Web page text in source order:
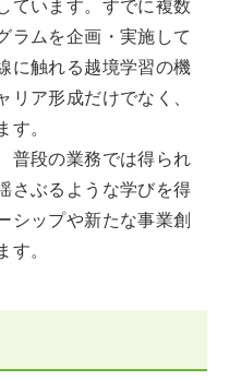
ています。すでに複数
ラムを企画・実施して
に触れる越境学習の機
ア形成だけでなく、
。
普段の業務では得られ
さぶるような学びを得
シップや新たな事業創
。